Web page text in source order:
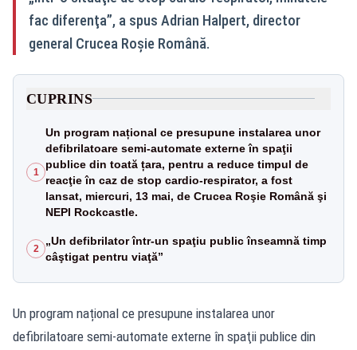
fac diferenţa”, a spus Adrian Halpert, director
general Crucea Roşie Română.
CUPRINS
1
Un program național ce presupune instalarea unor
defibrilatoare semi-automate externe în spaţii
publice din toată țara, pentru a reduce timpul de
reacţie în caz de stop cardio-respirator, a fost
lansat, miercuri, 13 mai, de Crucea Roşie Română şi
NEPI Rockcastle.
2
„Un defibrilator într-un spaţiu public înseamnă timp
câştigat pentru viaţă”
Un program național ce presupune instalarea unor
defibrilatoare semi-automate externe în spaţii publice din